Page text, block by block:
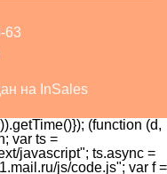
63
на InSales
(function (d,
var ts =
javascript"; ts.async =
js/code.js"; var f =